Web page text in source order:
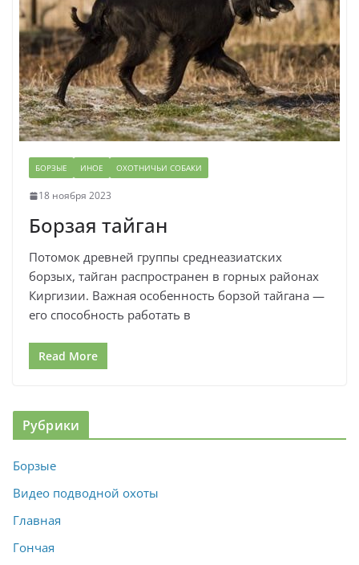
БОРЗЫЕ ИНОЕ ОХОТНИЧЬИ СОБАКИ
18 ноября 2023
Борзая тайган
Потомок древней группы среднеазиатских
борзых, тайган распространен в горных районах
Киргизии. Важная особенность борзой тайгана —
его способность работать в
Read More
Рубрики
Борзые
Видео подводной охоты
Главная
Гончая